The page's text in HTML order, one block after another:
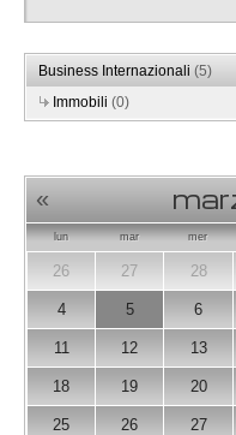
Business Internazionali (5)
Immobili (0)
«
lun mar mer
26 27 28
4 5 6
11 12 13
18 19 20
25 26 27